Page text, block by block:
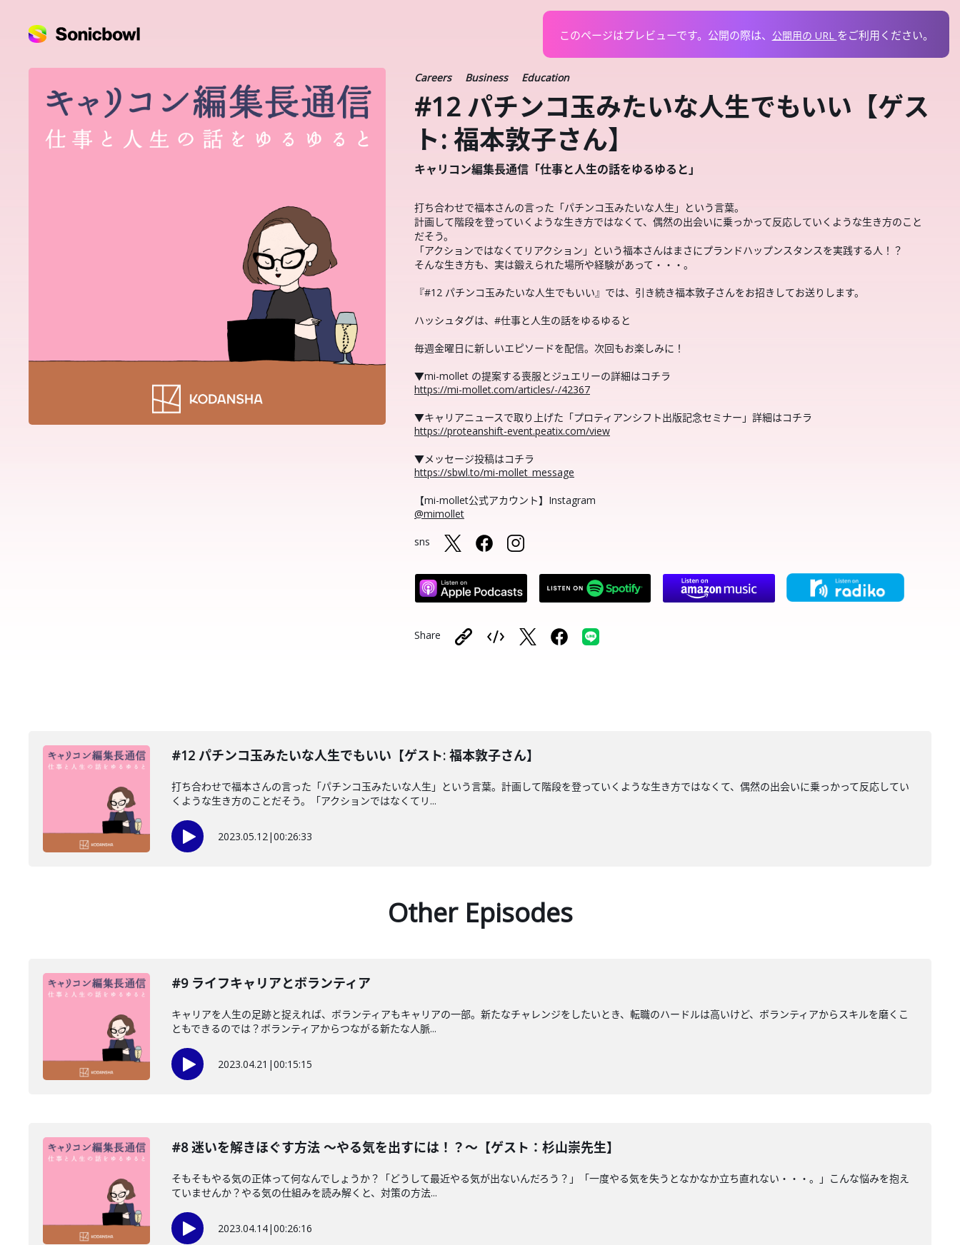
このページはプレビューです。 公開の際は、 公開用の URL を ご利用ください。
Careers Business Education
#12 パチンコ玉みたいな人生でもいい【ゲス
ト: 福本敦子さん】
キャリコン編集長通信「仕事と人生の話をゆるゆると」
打ち合わせで福本さんの言った「パチンコ玉みたいな人生」という言葉。
計画して階段を登っていくような生き方ではなくて、偶然の出会いに乗っかって反応していくような生き方のこと
だそう。
「アクションではなくてリアクション」という福本さんはまさにプランドハップンスタンスを実践する人！？
そんな生き方も、実は鍛えられた場所や経験があって・・・。
『#12 パチンコ玉みたいな人生でもいい』では、引き続き福本敦子さんをお招きしてお送りします。
ハッシュタグは、#仕事と人生の話をゆるゆると
毎週金曜日に新しいエピソードを配信。次回もお楽しみに！
▼mi-mollet の提案する喪服とジュエリーの詳細はコチラ
https://mi-mollet.com/articles/-/42367
▼キャリアニュースで取り上げた「プロティアンシフト出版記念セミナー」詳細はコチラ
https://proteanshift-event.peatix.com/view
▼メッセージ投稿はコチラ
https://sbwl.to/mi-mollet_message
【mi-mollet公式アカウント】Instagram
@mimollet
sns
Share
#12 パチンコ玉みたいな人生でもいい【ゲスト: 福本敦子さん】
打ち合わせで福本さんの言った「パチンコ玉みたいな人生」という言葉。計画して階段を登っていくような生き方ではなくて、偶然の出会いに乗っかって反応してい
くような生き方のことだそう。「アクションではなくてリ...
2023.05.12|00:26:33
Other Episodes
#9 ライフキャリアとボランティア
キャリアを人生の足跡と捉えれば、ボランティアもキャリアの一部。新たなチャレンジをしたいとき、転職のハードルは高いけど、ボランティアからスキルを磨くこ
ともできるのでは？ボランティアからつながる新たな人脈...
2023.04.21 |00:15:15
#8 迷いを解きほぐす方法 〜やる気を出すには！？〜【ゲスト：杉山崇先生】
そもそもやる気の正体って何なんでしょうか？「どうして最近やる気が出ないんだろう？」「一度やる気を失うとなかなか立ち直れない・・・。」こんな悩みを抱え
ていませんか？やる気の仕組みを読み解くと、対策の方法...
2023.04.14|00:26:16